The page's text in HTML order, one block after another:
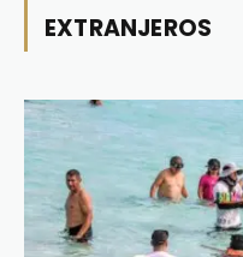
EXTRANJEROS